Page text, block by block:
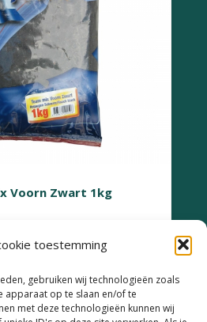
toestemming
gebruiken wij technologieën zoals
apparaat op te slaan en/of te
met deze technologieën kunnen wij
Voorn Zwart 1kg